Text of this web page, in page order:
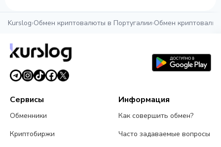
Kurslog›Обмен криптовалюты в Португалии›Обмен
Сервисы
Обменники
Криптобиржи
Информация
Как совершить обмен?
Часто задаваемые вопросы